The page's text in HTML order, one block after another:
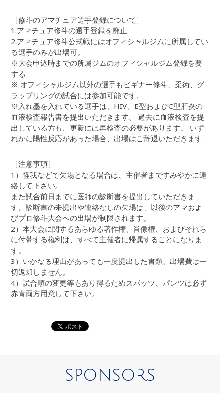
［修斗のアマチュア選手登録について］
1.アマチュア修斗の選手登録を廃止
2.アマチュア修斗公式戦にはオフィシャルジムに所属してい
る選手のみが出場可。
※大会申込時までの所属ジムのオフィシャルジム登録を要
する
※ オフィシャルジム以外の選手もビギナー修斗、柔術、グ
ラップリングの試合には参加可能です。
※入れ墨を入れている選手は、HIV、B型およびC型肝炎の
血液検査報告書を提出いただきます。 過去に血液検査を提
出している方も、更新には再検査の必要があります。 いず
れかに陽性反応があった場合、出場はご辞退いただきます
［注意事項］
1）怪我などで欠場となる場合は、主催者まですみやかに連
絡して下さい。
また試合前日までに医師の診断書を提出していただきま
す。診断書の未提出や連絡なしの欠場は、以後のアマおよ
びプロ修斗大会への出場が制限されます。
2）本大会に関するあらゆる著作権、肖像権、およびそれら
に付帯する権利は、すべて主催者に帰属することになりま
す。
3）いかなる理由があっても一度提出した書類、出場費は一
切返却しません。
4）試合順の変更等もあり得るためスパッツ、パンツは必ず
赤青両方用意して下さい。
SPONSORS